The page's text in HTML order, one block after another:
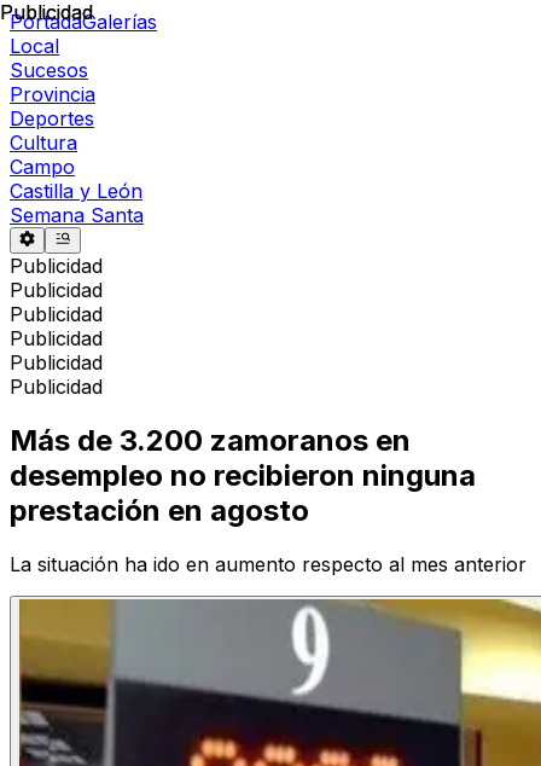
PortadaGalerías
Local
Sucesos
Provincia
Deportes
Cultura
Campo
Castilla y León
Semana Santa
Publicidad
Publicidad
Publicidad
Publicidad
Publicidad
Publicidad
Publicidad
Más de 3.200 zamoranos en
desempleo no recibieron ninguna
prestación en agosto
La situación ha ido en aumento respecto al mes anterior
Publicidad